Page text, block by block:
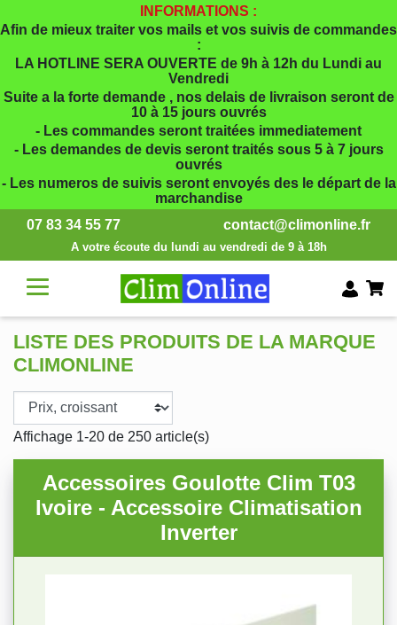
INFORMATIONS :
Afin de mieux traiter vos mails et vos suivis de commandes
:
LA HOTLINE SERA OUVERTE de 9h à 12h du Lundi au
Vendredi
Suite a la forte demande , nos delais de livraison seront de
10 à 15 jours ouvrés
- Les commandes seront traitées immediatement
- Les demandes de devis seront traités sous 5 à 7 jours
ouvrés
- Les numeros de suivis seront envoyés des le départ de la
marchandise
07 83 34 55 77
A votre écoute du lundi au vendredi de 9 à 18h
contact@climonline.fr
LISTE DES PRODUITS DE LA MARQUE
CLIMONLINE
Affichage 1-20 de 250 article(s)
Accessoires Goulotte Clim T03
Ivoire - Accessoire Climatisation
Inverter